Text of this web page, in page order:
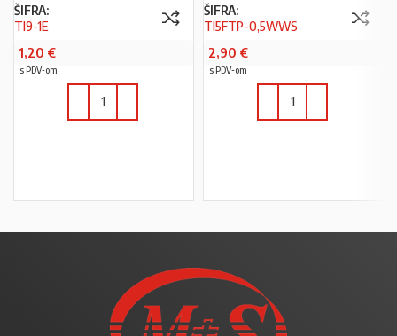
ŠIFRA:
TI9-1E
1,20 €
s PDV-om
ŠIFRA:
TI5FTP-0,5WWS
2,90 €
s PDV-om